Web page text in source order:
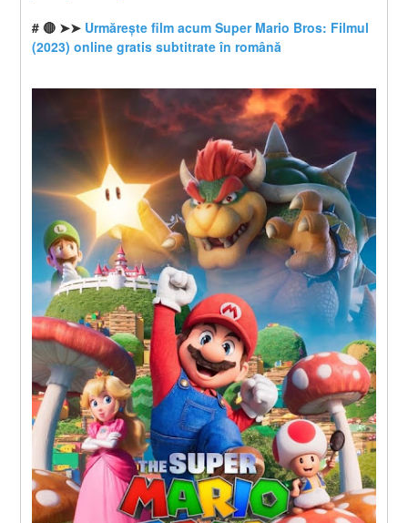
# 🔴 ➤➤ Urmărește film acum Super Mario Bros: Filmul
(2023) online gratis subtitrate în română